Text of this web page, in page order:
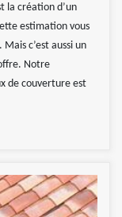
la création d’un
estimation vous
c’est aussi un
Notre
de couverture est